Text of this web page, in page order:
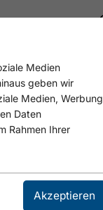
Medien
geben wir
Medien, Werbung
Daten
Rahmen Ihrer
Akzeptieren